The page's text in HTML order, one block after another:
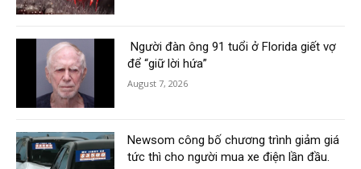
Người đàn ông 91 tuổi ở Florida giết vợ
để “giữ lời hứa”
August 7, 2026
Newsom công bố chương trình giảm giá
tức thì cho người mua xe điện lần đầu.